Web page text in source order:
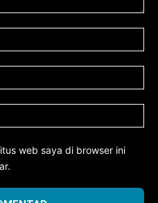
web saya di browser ini